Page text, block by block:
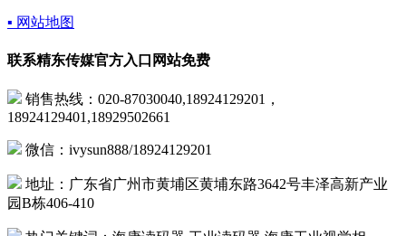
▪ 网站地图
联系精东传媒官方入口网站免费
销售热线：020-87030040,18924129201，
18924129401,18929502661
微信：ivysun888/18924129201
地址：广东省广州市黄埔区黄埔东路3642号丰泽高新产业
园B栋406-410